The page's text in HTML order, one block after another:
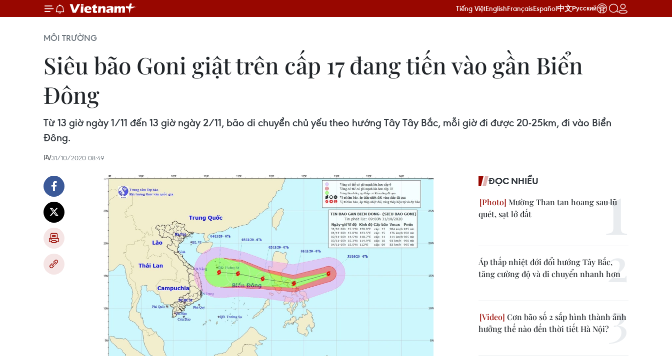
Tiếng ViệtEnglishFrançaisEspañol中文Русский
MÔI TRƯỜNG
Siêu bão Goni giật trên cấp 17 đang tiến vào gần Biển
Đông
Từ 13 giờ ngày 1/11 đến 13 giờ ngày 2/11, bão di chuyển chủ yếu theo hướng Tây Tây Bắc, mỗi giờ đi được 20-25km, đi vào Biển
Đông.
PV31/10/2020 08:49
ĐỌC NHIỀU
Mường Than tan hoang sau lũ
quét, sạt lở đất
Áp thấp nhiệt đới đổi hướng Tây Bắc,
tăng cường độ và di chuyển nhanh hơn
Cơn bão số 2 sắp hình thành ảnh
hưởng thế nào đến thời tiết Hà Nội?